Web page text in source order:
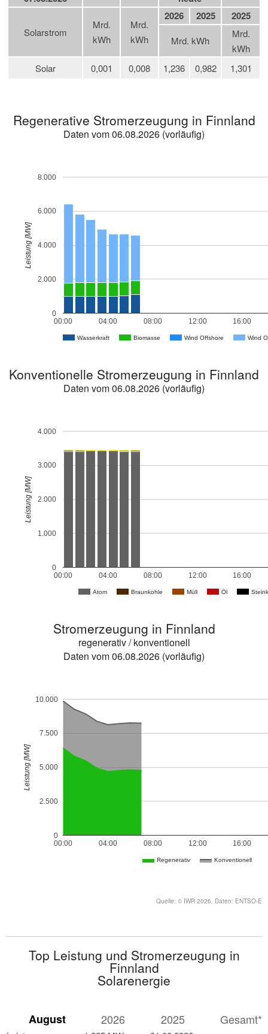
Solarstrom
Mrd.
kWh
Mrd.
kWh
2026 2025 2025
Mrd. kWh
Mrd.
kWh
Solar
0,001 0,008 1,236 0,982 1,301
Regenerative Stromerzeugung in Finnland
Daten vom 06.08.2026 (vorläufig)
Wasserkraft Biomasse Wind Offshore Wind
00:00 04:00 08:00 12:00 16:00
0
2.000
4.000
6.000
8.000
Leistung [MW]
Konventionelle Stromerzeugung in Finnland
Daten vom 06.08.2026 (vorläufig)
Atom Braunkohle Müll Öl
00:00 04:00 08:00 12:00 16:00
0
1.000
2.000
3.000
4.000
Leistung [MW]
Stromerzeugung in Finnland
regenerativ / konventionell
Daten vom 06.08.2026 (vorläufig)
Regenerativ Konventionell
00:00 04:00 08:00 12:00 16:00
0
2.500
5.000
7.500
10.000
Leistung [MW]
Quelle: © IWR 2026, Daten: ENTSO-E
Top Leistung und Stromerzeugung in
Finnland
Solarenergie
August 2026 2025 Gesamt*